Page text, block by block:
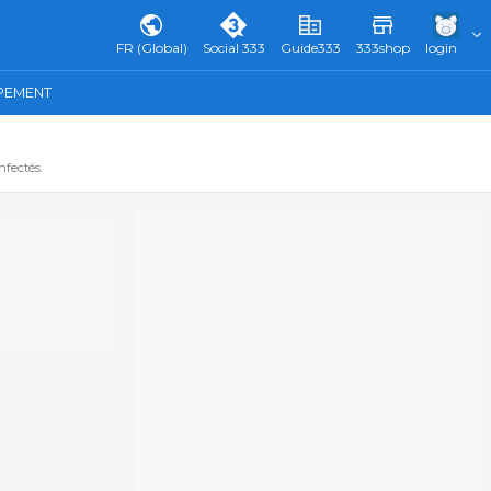
FR (Global) Social 333 Guide333 333shop login